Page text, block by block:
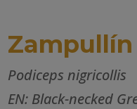
Podiceps nigricollis
EN: Black-necked